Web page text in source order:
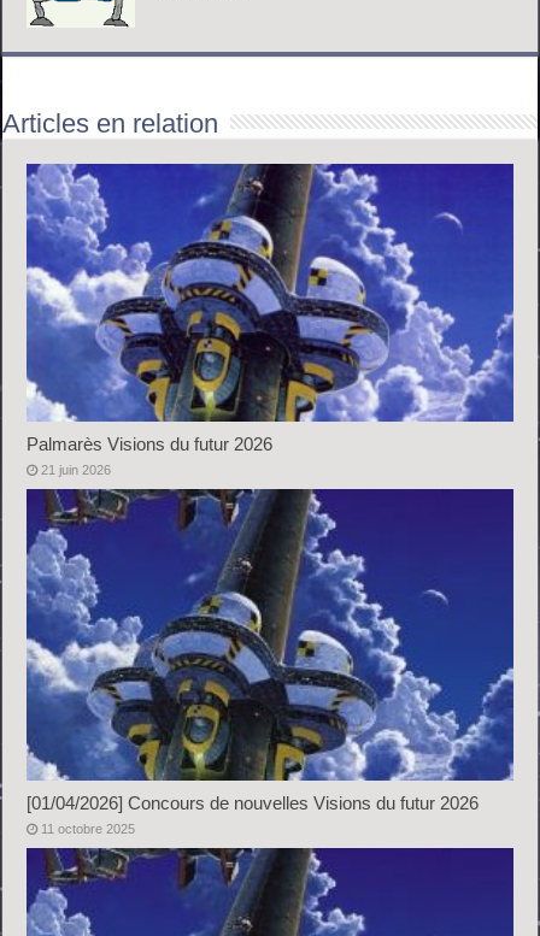
Articles en relation
Palmarès Visions du futur 2026
21 juin 2026
[01/04/2026] Concours de nouvelles Visions du futur 2026
11 octobre 2025